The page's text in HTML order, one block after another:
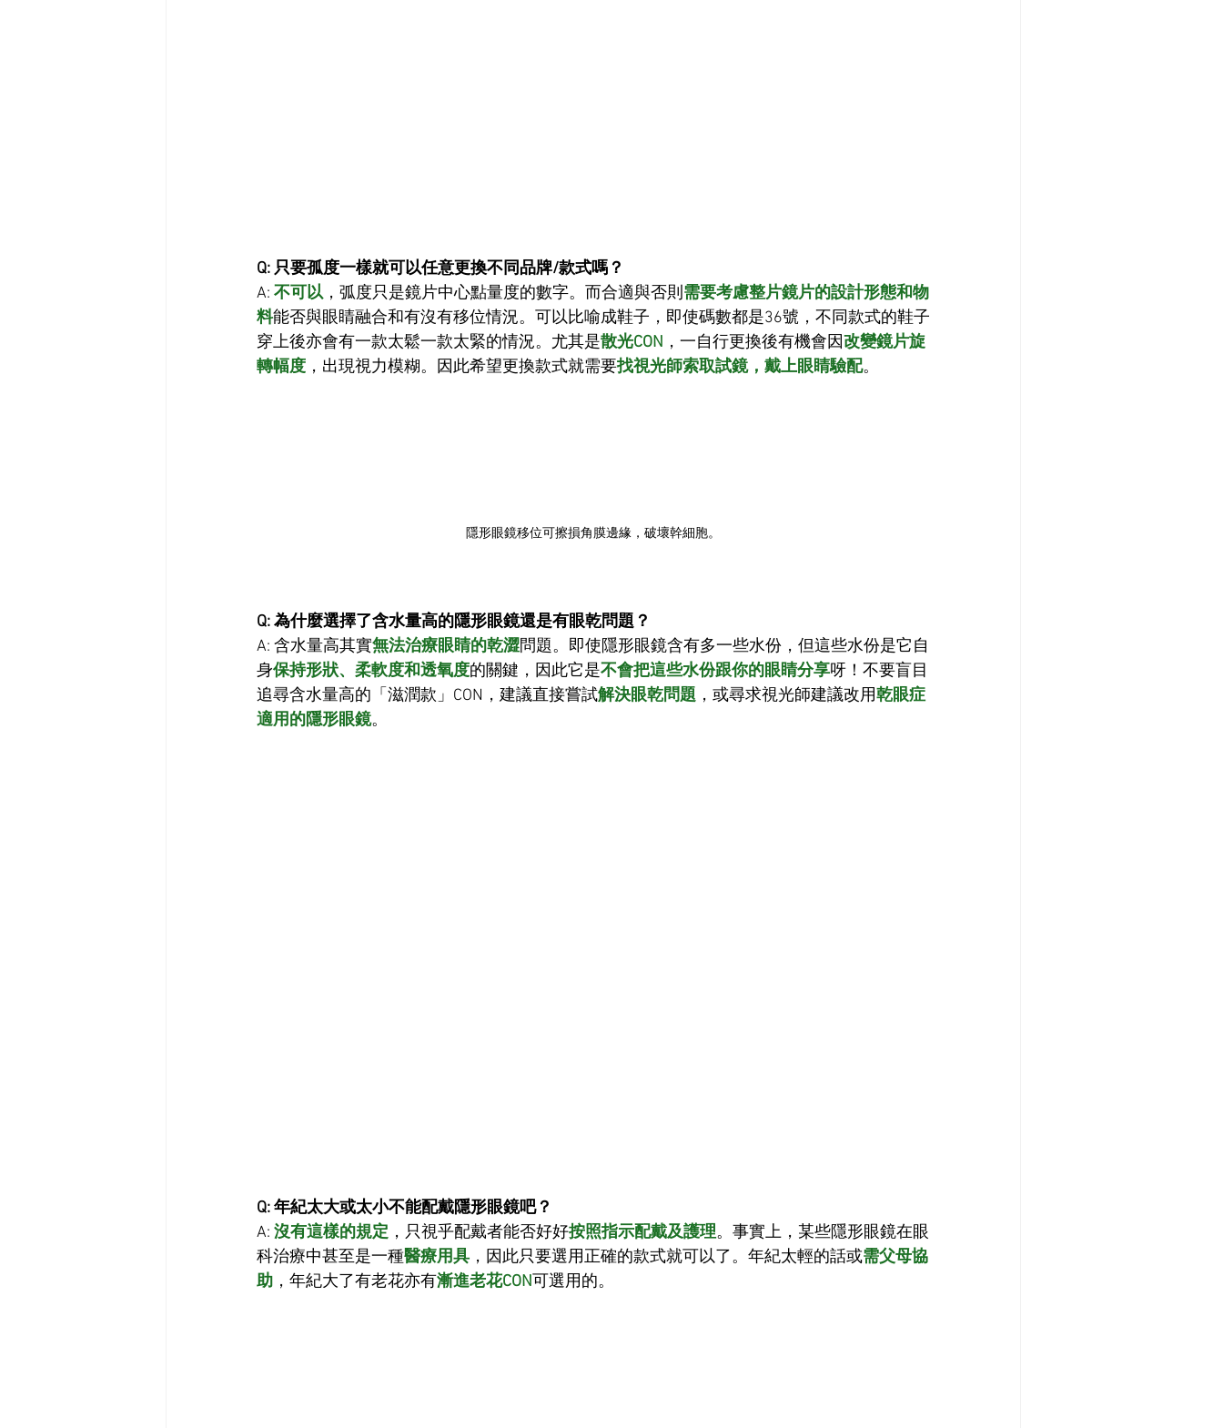
Q: 只要孤度一樣就可以任意更換不同品牌/款式嗎？
A: 不可以，弧度只是鏡片中心點量度的數字。而合適與否則 需要考慮整片鏡片的設計形態和物
料能否與眼睛融合和有沒有移位情況。可以比喻成鞋子，即使碼數都是36號，不同款式的鞋子
穿上後亦會有一款太鬆一款太緊的情況。尤其是散光CON ，一自行更換後有機會因改變鏡片旋
轉幅度 ，出現視力模糊。因此希望更換款式就需要找視光師索取試鏡，戴上眼睛驗配。
隱形眼鏡移位可擦損角膜邊緣，破壞幹細胞。
Q: 為什麼選擇了含水量高的隱形眼鏡還是有眼乾問題？
A: 含水量高其實無法治療眼睛的乾澀問題。即使隱形眼鏡含有多一些水份，但這些水份是它自
身保持形狀、柔軟度和透氧度的關鍵，因此它是不會把這些水份跟你的眼睛分享呀！不要盲目
追尋含水量高的「滋潤款」CON，建議直接嘗試解決眼乾問題 ， 或尋求視光師建議改用乾眼症
適用的隱形眼鏡。
Q: 年紀太大或太小不能配戴隱形眼鏡吧？
A: 沒有這樣的規定 ，只視乎配戴者能否好好按照指示配戴及護理。事實上，某些隱形眼鏡在眼
科治療中甚至是一種醫療用具 ，因此只要選用正確的款式就可以了。年紀太輕的話或需父母協
助 ，年紀大了有老花亦有漸進老花CON可選用的。